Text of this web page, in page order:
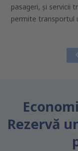
pasageri, și servicii
permite transportul
Rezervă